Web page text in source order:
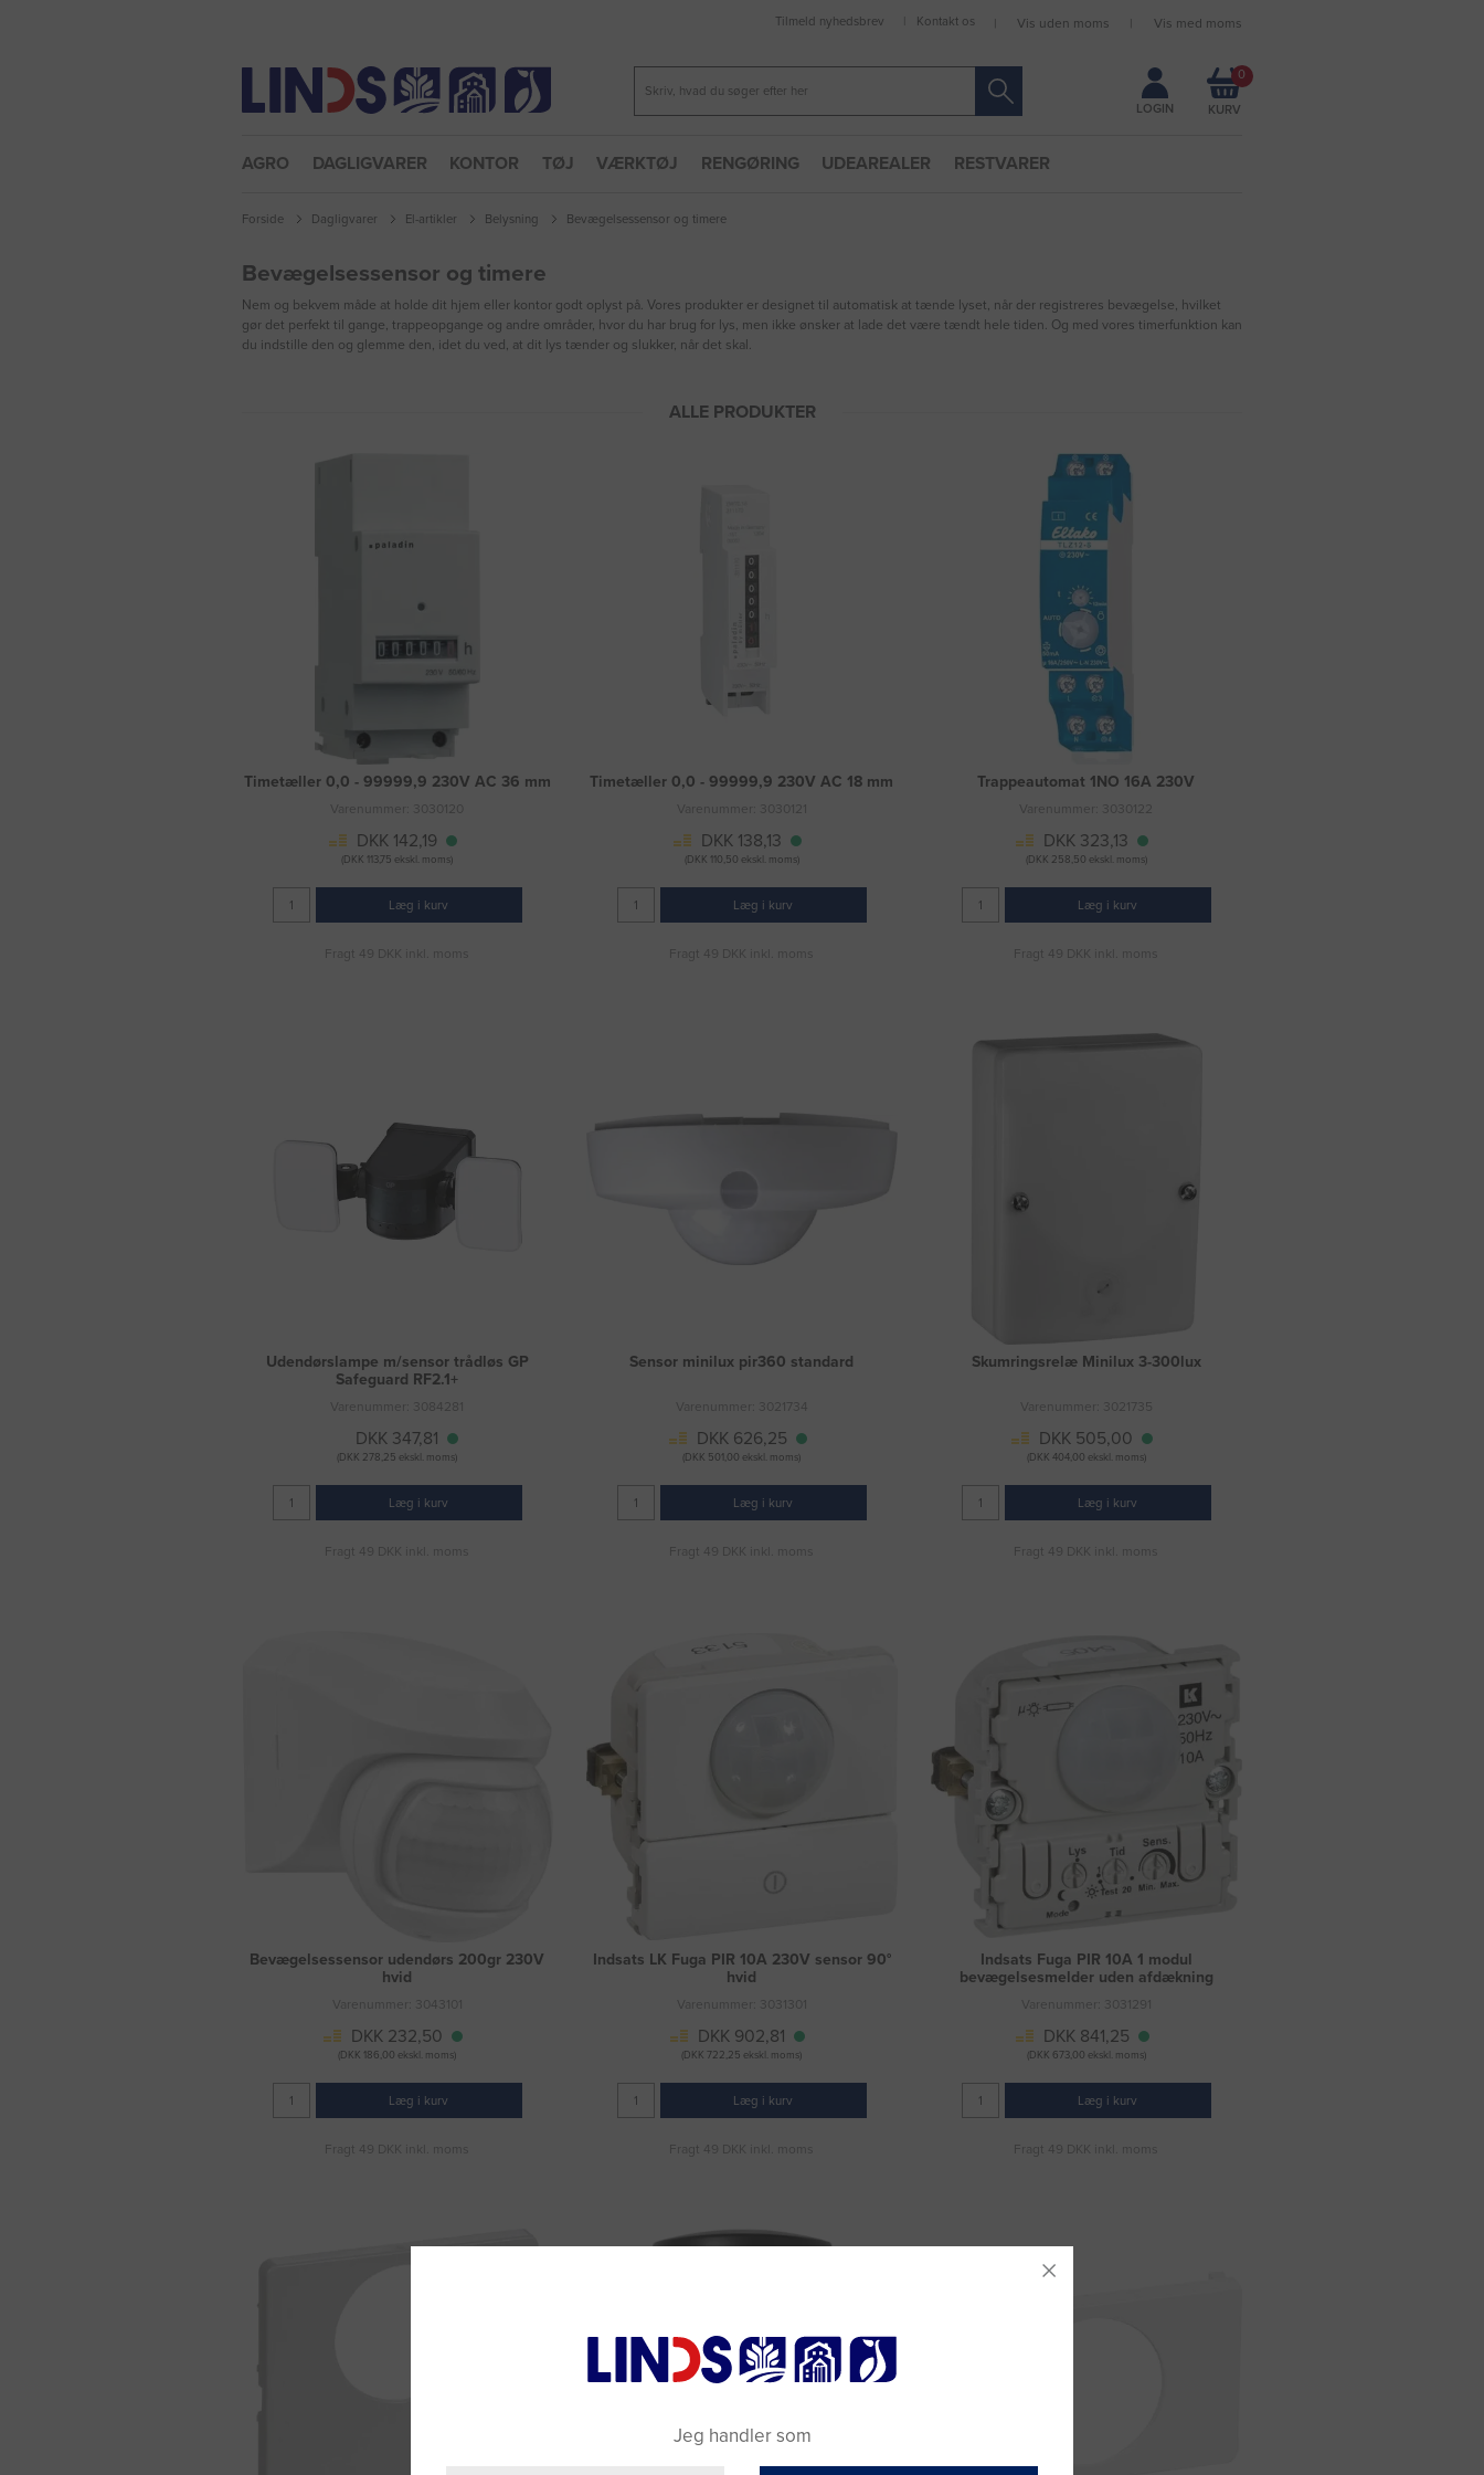
Forbliv logget ind
Tilmeld nyhedsbrev Kontakt os Vis uden moms Vis med moms
LOGIN
0
AGRO DAGLIGVARER KONTOR TØJ VÆRKTØJ RENGØRING UDEAREALER RESTVARER
Forside Dagligvarer El-artikler Belysning Bevægelsessensor og timere
Bevægelsessensor og timere
Nem og bekvem måde at holde dit hjem eller kontor godt oplyst på. Vores produkter er designet til automatisk at tænde lyset, når der registreres bevægelse, hvilket
gør det perfekt til gange, trappeopgange og andre områder, hvor du har brug for lys, men ikke ønsker at lade det være tændt hele tiden. Og med vores timerfunktion kan
du indstille den og glemme den, idet du ved, at dit lys tænder og slukker, når det skal.
ALLE PRODUKTER
Timetæller 0,0 - 99999,9 230V AC 36 mm
Varenummer: 3030120
DKK 142,19
(DKK 113,75 ekskl. moms)
Læg i kurv
Fragt 49 DKK inkl. moms
Timetæller 0,0 - 99999,9 230V AC 18 mm
Varenummer: 3030121
DKK 138,13
(DKK 110,50 ekskl. moms)
Læg i kurv
Fragt 49 DKK inkl. moms
Trappeautomat 1NO 16A 230V
Varenummer: 3030122
DKK 323,13
(DKK 258,50 ekskl. moms)
Læg i kurv
Fragt 49 DKK inkl. moms
Udendørslampe m/sensor trådløs GP
Safeguard RF2.1+
Varenummer: 3084281
DKK 347,81
(DKK 278,25 ekskl. moms)
Læg i kurv
Fragt 49 DKK inkl. moms
Sensor minilux pir360 standard
Varenummer: 3021734
DKK 626,25
(DKK 501,00 ekskl. moms)
Læg i kurv
Fragt 49 DKK inkl. moms
Skumringsrelæ Minilux 3-300lux
Varenummer: 3021735
DKK 505,00
(DKK 404,00 ekskl. moms)
Læg i kurv
Fragt 49 DKK inkl. moms
Bevægelsessensor udendørs 200gr 230V
hvid
Varenummer: 3043101
DKK 232,50
(DKK 186,00 ekskl. moms)
Læg i kurv
Fragt 49 DKK inkl. moms
Indsats LK Fuga PIR 10A 230V sensor 90°
hvid
Varenummer: 3031301
DKK 902,81
(DKK 722,25 ekskl. moms)
Læg i kurv
Fragt 49 DKK inkl. moms
Indsats Fuga PIR 10A 1 modul
bevægelsesmelder uden afdækning
Varenummer: 3031291
DKK 841,25
(DKK 673,00 ekskl. moms)
Læg i kurv
Fragt 49 DKK inkl. moms
Jeg handler som